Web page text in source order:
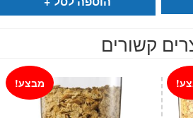
קשורים
מבצע!